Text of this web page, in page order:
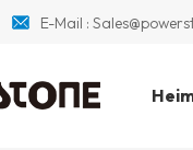
E-Mail :